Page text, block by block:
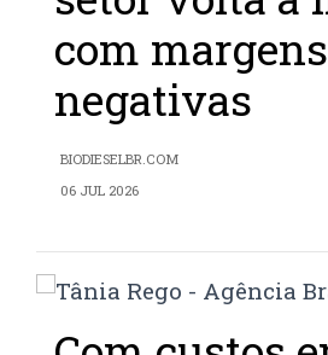
com margens
negativas
BIODIESELBR.COM
06 JUL 2026